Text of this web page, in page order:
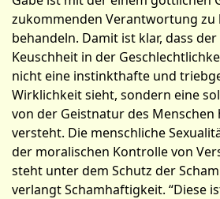
zukommenden Verantwortung zu
behandeln. Damit ist klar, dass
Keuschheit in der
nicht eine instinkthafte und
Wirklichkeit sieht, sondern eine
von der Geistnatur des Menschen
versteht. Die mensch­liche
der moralischen Kontrolle von
steht unter dem Schu­tz der
verlangt Scham­haftigkeit. “Diese